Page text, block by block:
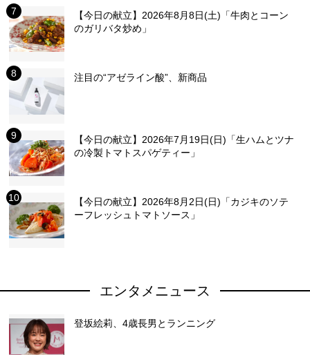
【今日の献立】2026年8月8日(土)「牛肉とコーン
のガリバタ炒め」
注目の“アゼライン酸”、新商品
【今日の献立】2026年7月19日(日)「生ハムとツナ
の冷製トマトスパゲティー」
【今日の献立】2026年8月2日(日)「カジキのソテ
ーフレッシュトマトソース」
エンタメニュース
登坂絵莉、4歳長男とランニング